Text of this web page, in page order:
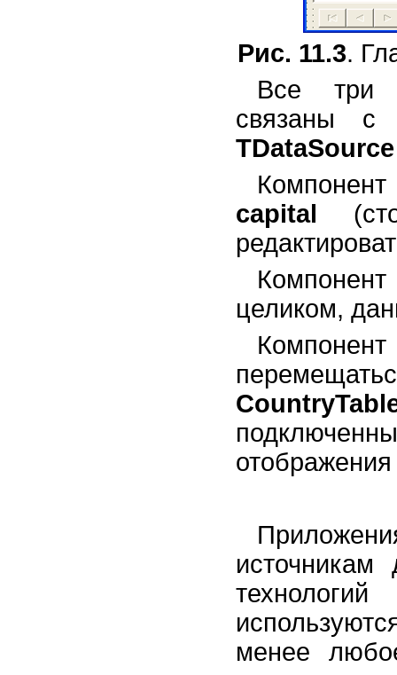
Рис. 11.3.
Все три
связаны с
TDataSource
Компонент
capital
целиком,
менее